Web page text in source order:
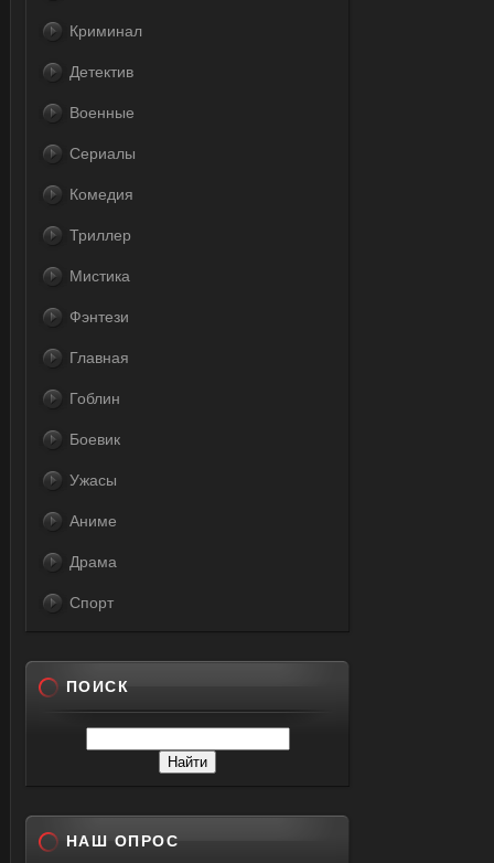
Криминал
Детектив
Военные
Сериалы
Комедия
Триллер
Мистика
Фэнтези
Главная
Гоблин
Боевик
Ужасы
Аниме
Драма
Спорт
ПОИСК
НАШ ОПРОС